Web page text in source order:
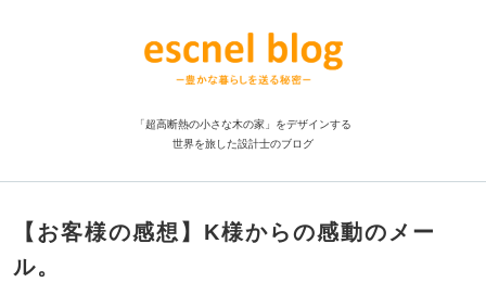
「超高断熱の小さな木の家」をデザインする
世界を旅した設計士のブログ
【お客様の感想】K様からの感動のメー
ル。